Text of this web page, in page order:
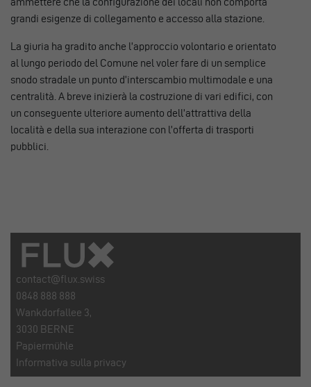
grandi esigenze di collegamento e accesso alla stazione.
La giuria ha gradito anche l’approccio volontario e orientato
al lungo periodo del Comune nel voler fare di un semplice
snodo stradale un punto d’interscambio multimodale e una
centralità. A breve inizierà la costruzione di vari edifici, con
un conseguente ulteriore aumento dell’attrattiva della
località e della sua interazione con l’offerta di trasporti
pubblici.
contact@flux.swiss
0848 888 888
Wankdorfallee 3,
3030 BERNE
Papiermühle
Informativa sulla privacy